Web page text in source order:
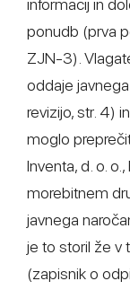
informacij in
ponudb (prva
ZJN-3).
oddaje
revizijo, str. 4)
moglo
Inventa, d. o.
morebitnem
javnega
je to storil že v
(zapisnik o